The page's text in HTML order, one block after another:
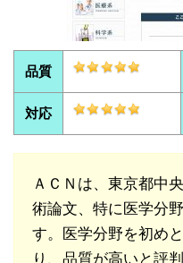
品質
対応
ＡＣＮは、東京都中
術論文、特に医学分
す。医学分野を初め
り、品質が高いと評